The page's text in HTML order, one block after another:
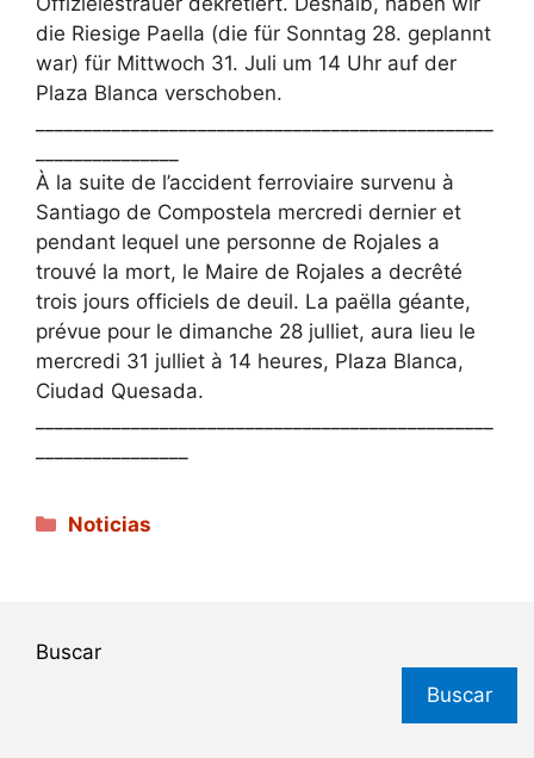
die Riesige Paella (die für Sonntag 28. geplannt
war) für Mittwoch 31. Juli um 14 Uhr auf der
Plaza Blanca verschoben.
À la suite de l’accident ferroviaire survenu à
Santiago de Compostela mercredi dernier et
pendant lequel une personne de Rojales a
trouvé la mort, le Maire de Rojales a decrêté
trois jours officiels de deuil. La paëlla géante,
prévue pour le dimanche 28 julliet, aura lieu le
mercredi 31 julliet à 14 heures, Plaza Blanca,
Ciudad Quesada.
Categorías
Noticias
Buscar
Buscar